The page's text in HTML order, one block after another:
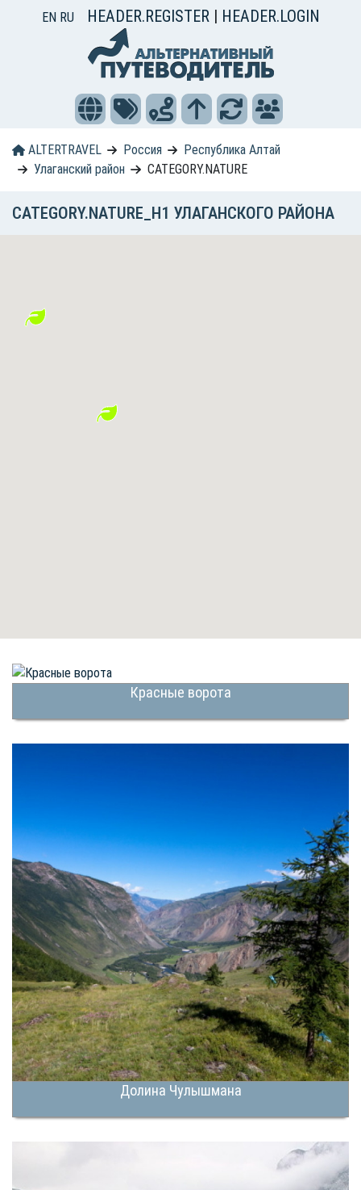
EN RU HEADER.REGISTER | HEADER.LOGIN
ALTERTRAVEL Россия
Республика Алтай
Улаганский район
CATEGORY.NATURE
CATEGORY.NATURE_H1 УЛАГАНСКОГО РАЙОНА
Красные ворота
Долина Чулышмана